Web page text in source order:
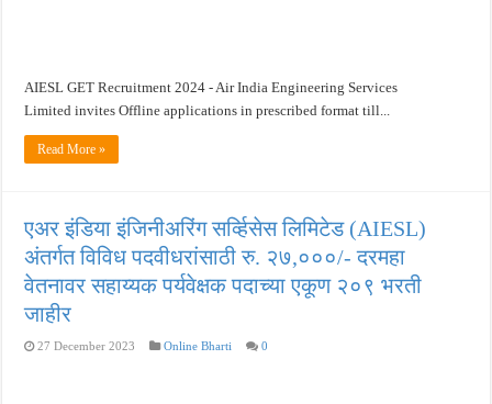
AIESL GET Recruitment 2024 - Air India Engineering Services
Limited invites Offline applications in prescribed format till...
Read More »
एअर इंडिया इंजिनीअरिंग सर्व्हिसेस लिमिटेड (AIESL)
अंतर्गत विविध पदवीधरांसाठी रु. २७,०००/- दरमहा
वेतनावर सहाय्यक पर्यवेक्षक पदाच्या एकूण २०९ भरती
जाहीर
27 December 2023 Online Bharti 0